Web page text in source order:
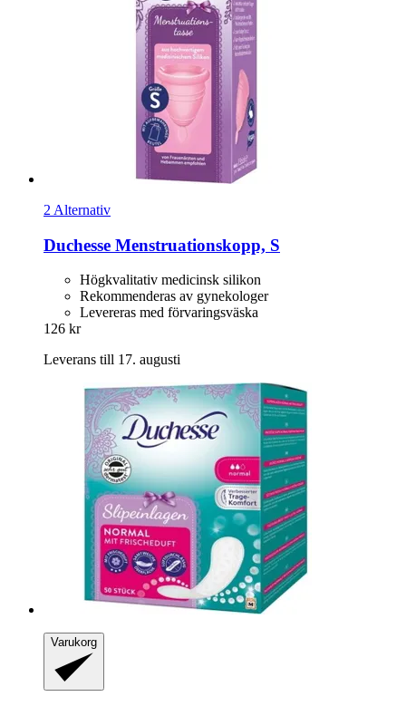
2 Alternativ
Duchesse Menstruationskopp, S
Högkvalitativ medicinsk silikon
Rekommenderas av gynekologer
Levereras med förvaringsväska
126 kr
Leverans till 17. augusti
Varukorg